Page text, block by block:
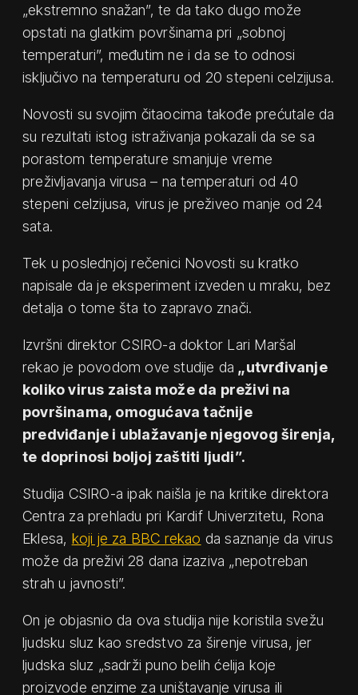
„ekstremno snažan”, te da tako dugo može
opstati na glatkim površinama pri „sobnoj
temperaturi”, međutim ne i da se to odnosi
isključivo na temperaturu od 20 stepeni celzijusa.
Novosti su svojim čitaocima takođe prećutale da
su rezultati istog istraživanja pokazali da se sa
porastom temperature smanjuje vreme
preživljavanja virusa – na temperaturi od 40
stepeni celzijusa, virus je preživeo manje od 24
sata.
Tek u poslednjoj rečenici Novosti su kratko
napisale da je eksperiment izveden u mraku, bez
detalja o tome šta to zapravo znači.
Izvršni direktor CSIRO-a doktor Lari Maršal
rekao je povodom ove studije da „utvrđivanje
koliko virus zaista može da preživi na
površinama, omogućava tačnije
predviđanje i ublažavanje njegovog širenja,
te doprinosi boljoj zaštiti ljudi”.
Studija CSIRO-a ipak naišla je na kritike direktora
Centra za prehladu pri Kardif Univerzitetu, Rona
Eklesa, koji je za BBC rekao da saznanje da virus
može da preživi 28 dana izaziva „nepotreban
strah u javnosti”.
On je objasnio da ova studija nije koristila svežu
ljudsku sluz kao sredstvo za širenje virusa, jer
ljudska sluz „sadrži puno belih ćelija koje
proizvode enzime za uništavanje virusa ili